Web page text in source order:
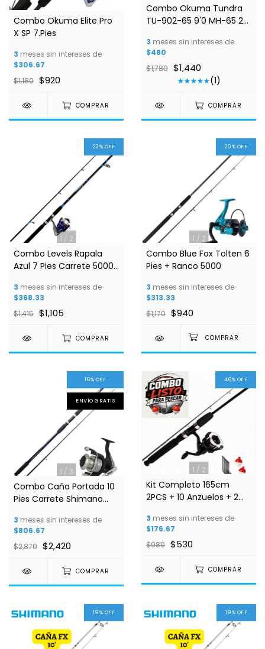
Combo Okuma Elite Pro
X SP 7.Pies
3 meses sin intereses de
$306.67
$1,180 $920
COMPRAR
1 /3
Combo Okuma Tundra
TU-902-65 9'0 MH-65 2
3 meses sin intereses de
$480
$1,780 $1,440
(1)
COMPRAR
1 / 2
22% OFF
Combo Levels Rapala
Azul 7 Pies Carrete 5000
3 meses sin intereses de
$368.33
$1,415 $1,105
COMPRAR
1 / 2
20% OFF
Combo Blue Fox Tolten 6
Pies + Ranco 5000
3 meses sin intereses de
$313.33
$1,170 $940
1 / 3
16% OFF
ENVÍO GRATIS
Combo Caña Portada 10
Pies Carrete Shimano
3 meses sin intereses de
$806.67
$2,870 $2,420
COMPRAR
1 / 2
46% OFF
Kit Completo 165cm
2PCS + 10 Anzuelos + 2
3 meses sin intereses de
$176.67
$980 $530
COMPRAR
19% OFF 19% OFF